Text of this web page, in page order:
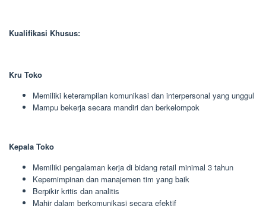
Kualifikasi Khusus:
Kru Toko
Memiliki keterampilan komunikasi dan interpersonal yang unggul
Mampu bekerja secara mandiri dan berkelompok
Kepala Toko
Memiliki pengalaman kerja di bidang retail minimal 3 tahun
Kepemimpinan dan manajemen tim yang baik
Berpikir kritis dan analitis
Mahir dalam berkomunikasi secara efektif